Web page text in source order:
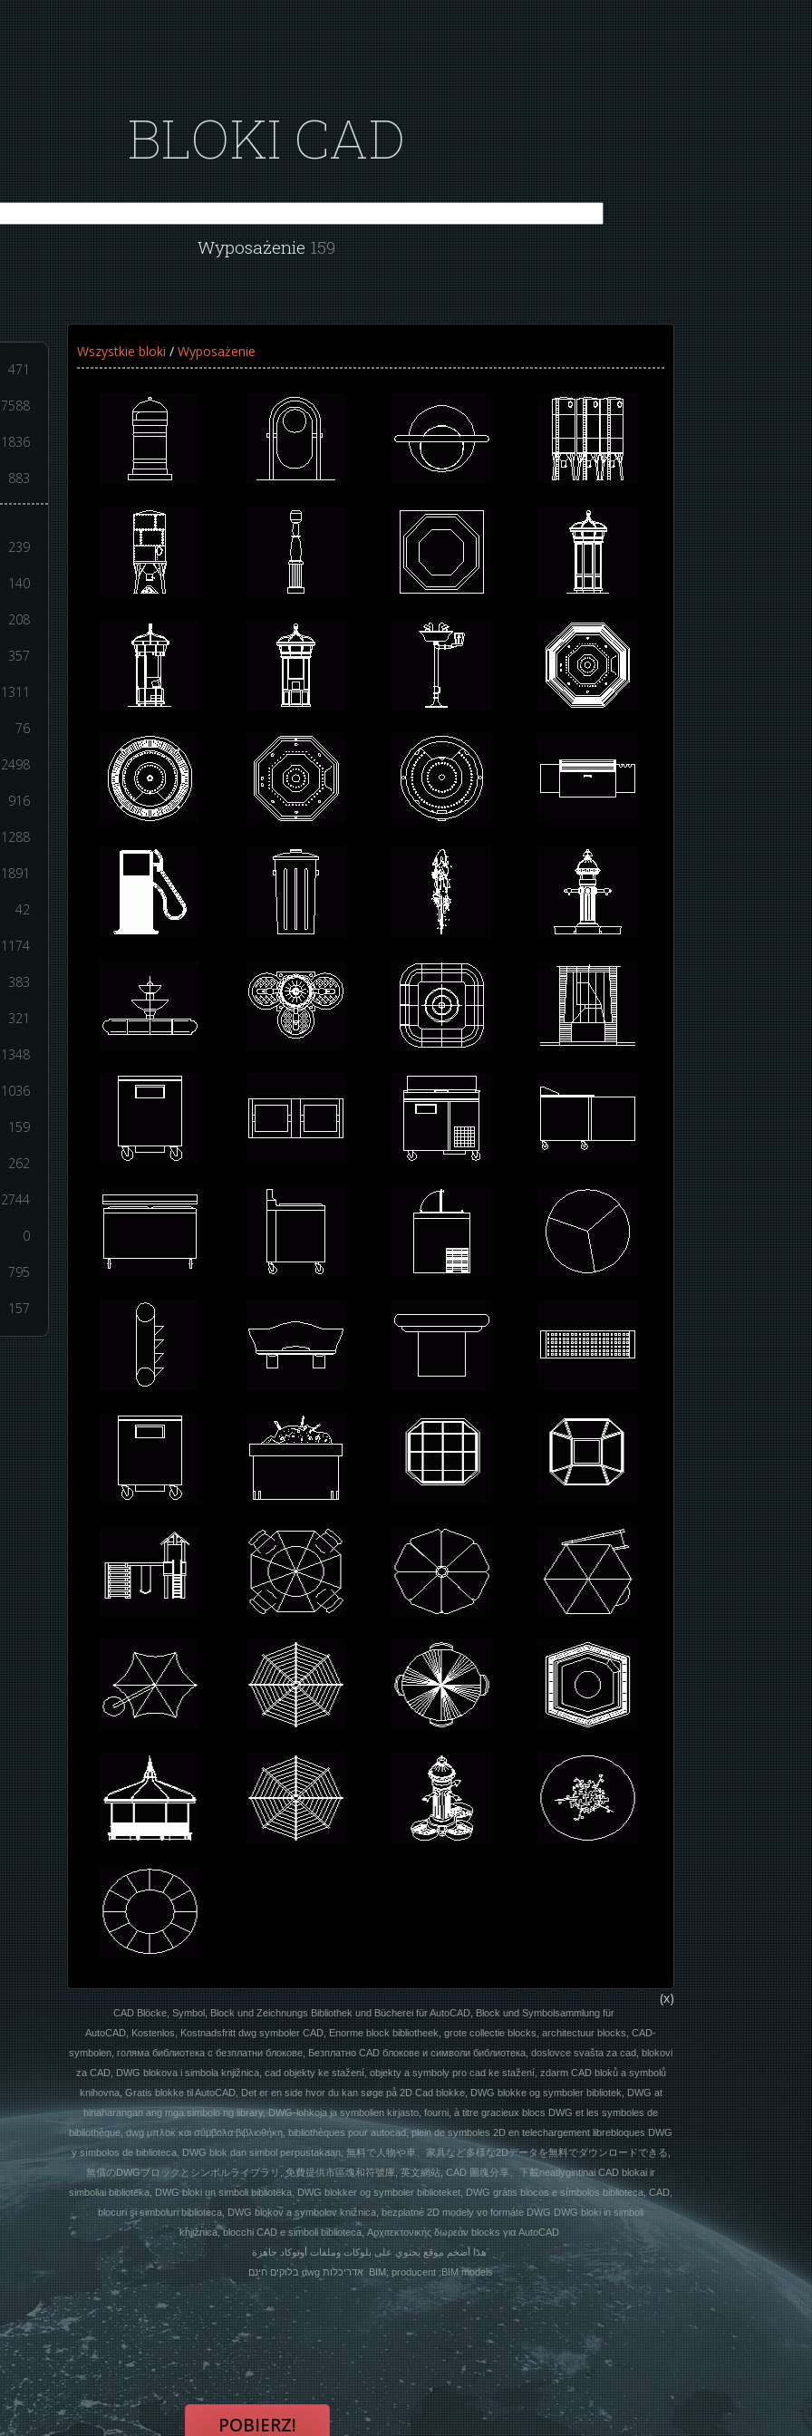
BLOKI CAD
Wyposażenie159
471
7588
1836
883
239
140
208
357
1311
76
2498
916
1288
1891
42
1174
383
321
1348
1036
159
262
2744
0
795
157
Wszystkie bloki /Wyposażenie
(x)
CAD Blöcke, Symbol, Block und Zeichnungs Bibliothek und Bücherei für AutoCAD, Block und Symbolsammlung für
AutoCAD, Kostenlos, Kostnadsfritt dwg symboler CAD, Enorme block bibliotheek, grote collectie blocks, architectuur blocks, CAD-
symbolen, голяма библиотека с безплатни блокове, Безплатно CAD блокове и символи библиотека, doslovce svašta za cad, blokovi
za CAD, DWG blokova i simbola knjižnica, cad objekty ke stažení, objekty a symboly pro cad ke stažení, zdarm CAD bloků a symbolů
knihovna, Gratis blokke til AutoCAD, Det er en side hvor du kan søge på 2D Cad blokke, DWG blokke og symboler bibliotek, DWG at
hinaharangan ang mga simbolo ng library, DWG-lohkoja ja symbolien kirjasto, fourni, à titre gracieux blocs DWG et les symboles de
bibliothèque, dwg μπλοκ και σύμβολα βιβλιοθήκη, bibliothèques pour autocad, plein de symboles 2D en telechargement librebloques DWG
y símbolos de biblioteca, DWG blok dan simbol perpustakaan, 無料で人物や車、家具など多様な2Dデータを無料でダウンロードできる,
無償のDWGブロックとシンボルライブラリ, 免費提供市區塊和符號庫, 英文網站, CAD 圖塊分享、下載neatlygintinai CAD blokai ir
simboliai biblioteka, DWG bloki un simboli bibliotēka, DWG blokker og symboler biblioteket, DWG grátis blocos e símbolos biblioteca, CAD,
blocuri şi simboluri biblioteca, DWG blokov a symbolov knižnica, bezplatné 2D modely vo formáte DWG DWG bloki in simboli
knjižnica, blocchi CAD e simboli biblioteca, Αρχιτεκτονικής δωρεάν blocks για AutoCAD
هذا أضخم موقع يحتوي على بلوكات وملفات أوتوكاد جاهزة
בלוקים חינם dwg אדריכלות BIM; producent ;BIM models
POBIERZ!